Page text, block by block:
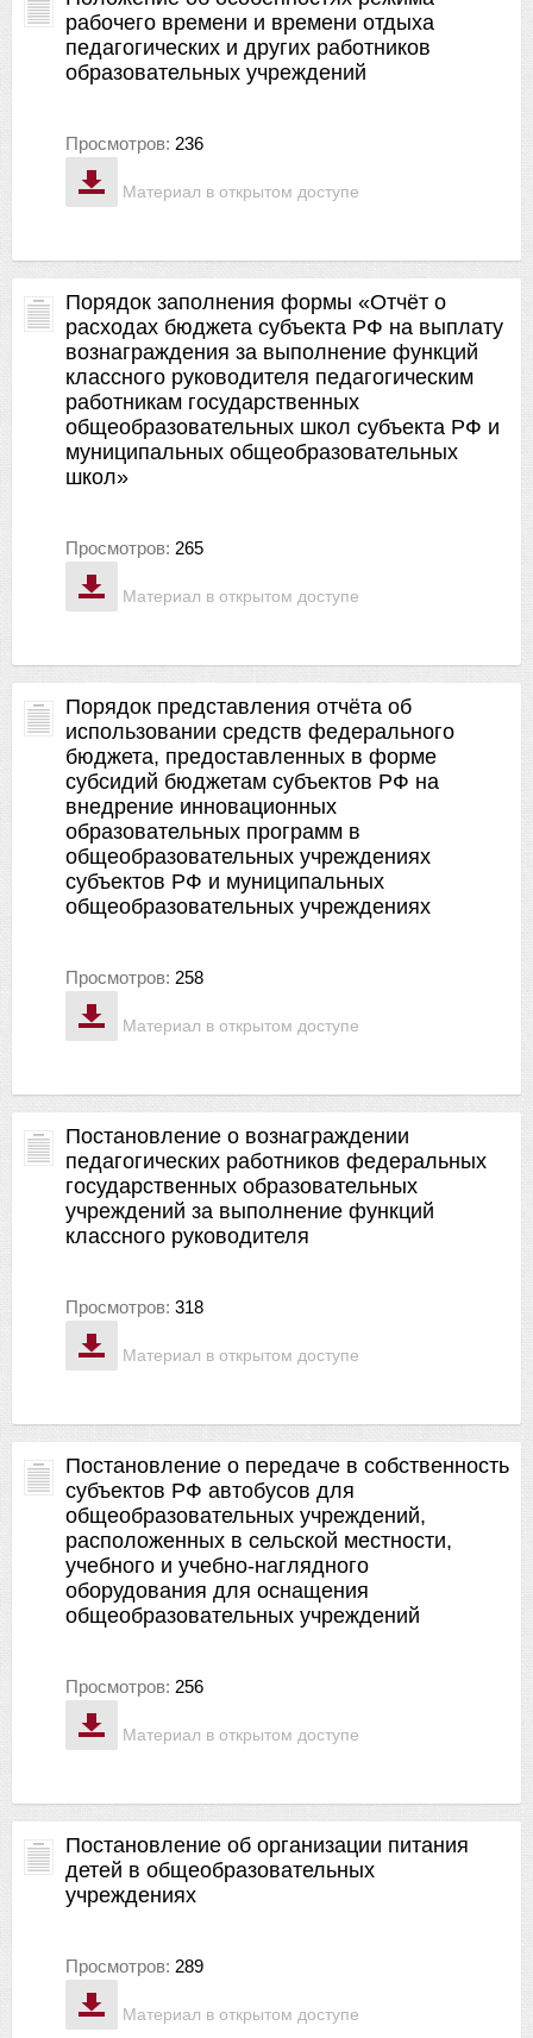
Материал в открытом доступе
рабочего времени и времени отдыха
педагогических и других работников
образовательных учреждений
Просмотров: 236
Материал в открытом доступе
Порядок заполнения формы «Отчёт о
расходах бюджета субъекта РФ на выплату
вознаграждения за выполнение функций
классного руководителя педагогическим
работникам государственных
общеобразовательных школ субъекта РФ и
муниципальных общеобразовательных
школ»
Просмотров: 265
Материал в открытом доступе
Порядок представления отчёта об
использовании средств федерального
бюджета, предоставленных в форме
субсидий бюджетам субъектов РФ на
внедрение инновационных
образовательных программ в
общеобразовательных учреждениях
субъектов РФ и муниципальных
общеобразовательных учреждениях
Просмотров: 258
Материал в открытом доступе
Постановление о вознаграждении
педагогических работников федеральных
государственных образовательных
учреждений за выполнение функций
классного руководителя
Просмотров: 318
Материал в открытом доступе
Постановление о передаче в собственность
субъектов РФ автобусов для
общеобразовательных учреждений,
расположенных в сельской местности,
учебного и учебно-наглядного
оборудования для оснащения
общеобразовательных учреждений
Просмотров: 256
Материал в открытом доступе
Постановление об организации питания
детей в общеобразовательных
учреждениях
Просмотров: 289